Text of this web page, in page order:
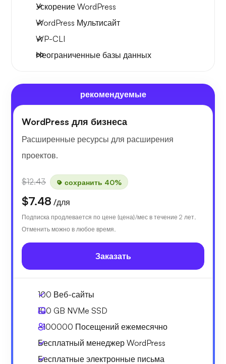
Ускорение WordPress
WordPress Мультисайт
WP-CLI
Неограниченные базы данных
рекомендуемые
WordPress для бизнеса
Расширенные ресурсы для расширения
проектов.
$12.43 сохранить 40%
$7.48 /для
Подписка продлевается по цене {цена}/мес в течение 2 лет.
Отменить можно в любое время.
Заказать
100 Веб-сайты
100 GB NVMe SSD
~100000 Посещений ежемесячно
Бесплатный менеджер WordPress
Бесплатные электронные письма